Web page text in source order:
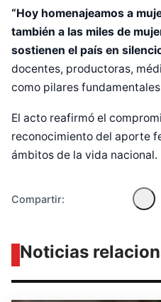
“Hoy homenajeamos a
también a las miles de
sostienen el país en
docentes, productoras,
como pilares
El acto reafirmó el
reconocimiento del aporte
ámbitos de la vida nacional.
Compartir:
Noticias